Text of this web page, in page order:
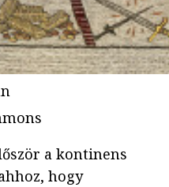
a kontinens
hogy